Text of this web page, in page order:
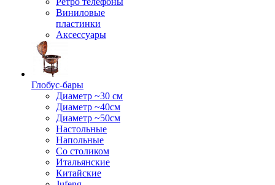
Виниловые
пластинки
Аксессуары
Глобус-бары
Диаметр ~30 см
Диаметр ~40см
Диаметр ~50см
Настольные
Напольные
Со столиком
Итальянские
Китайские